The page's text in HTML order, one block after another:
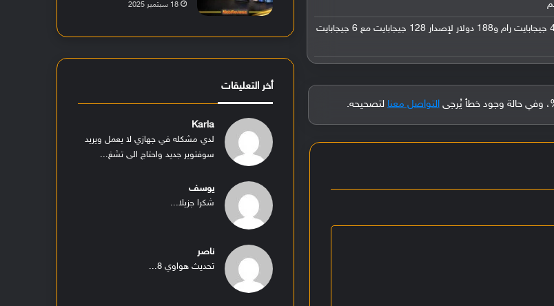
في السوق الهندي: 182 دولار لإصدار 128 جيجابايت مع 4 جيجابايت رام و188 دولار لإصدار 128 جيجابايت مع 6 جيجابايت
التواصل معنا لتصحيحه.
18 سبتمبر 2025
أخر التعليقات
Karla
لدي مشكله في جهازي لا يعمل ويريد
سوفتوير جديد واحتاج الى تشغ...
يوسف
شكرا جزيلا...
ناصر
تحديث هواوي 8...